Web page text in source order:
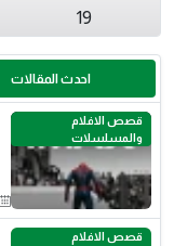
19
احدث المقالات
قصص الافلام
والمسلسلات
قصص الافلام